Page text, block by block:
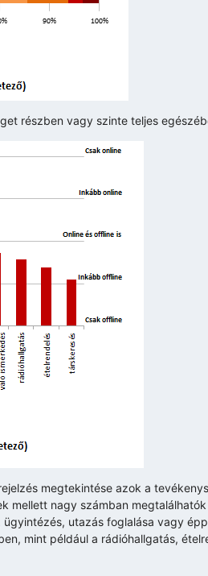
részben vagy szinte teljes
megtekintése azok a
mellett nagy számban
utazás foglalása vagy
mint például a rádióhallgatás,